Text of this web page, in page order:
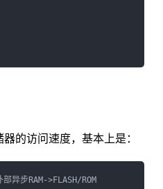
的访问速度，基本上是：
CPU内部RAM->外部同步RAM->外部异步RAM->FLASH/ROM